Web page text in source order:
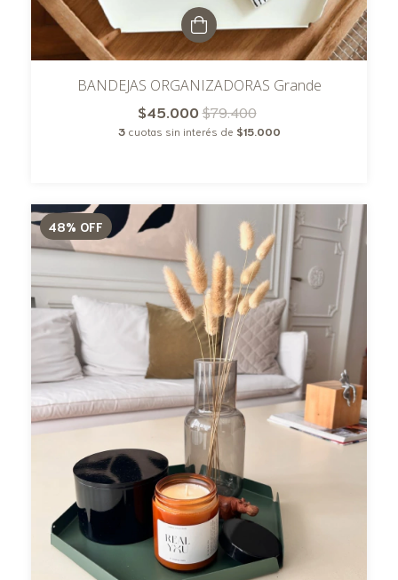
BANDEJAS ORGANIZADORAS Grande
$45.000$79.400
3 cuotas sin interés de $15.000
48% OFF